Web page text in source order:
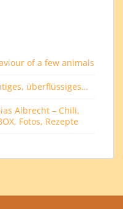
of a few animals
überflüssiges…
Albrecht – Chili,
Fotos, Rezepte